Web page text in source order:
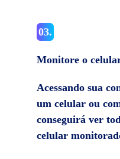
03.
Monitore o
Acessando sua
um celular ou
conseguirá ver
celular